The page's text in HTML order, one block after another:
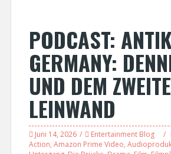
PODCAST:
GERMANY:
UND DEM
LEINWAND
Juni 14, 2026 Entertainment Blog
Action, Amazon Prime Video,